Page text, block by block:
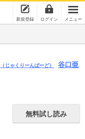
新規登録 ログイン メニュー
（じゃくりーんばーど）
谷口亜
無料試し読み